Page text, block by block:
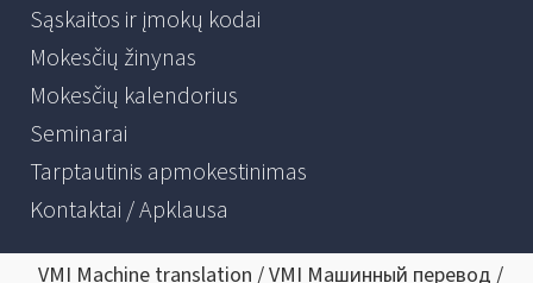
Sąskaitos ir įmokų kodai
Mokesčių žinynas
Mokesčių kalendorius
Seminarai
Tarptautinis apmokestinimas
Kontaktai / Apklausa
VMI Machine translation / VMI Машинный перевод /